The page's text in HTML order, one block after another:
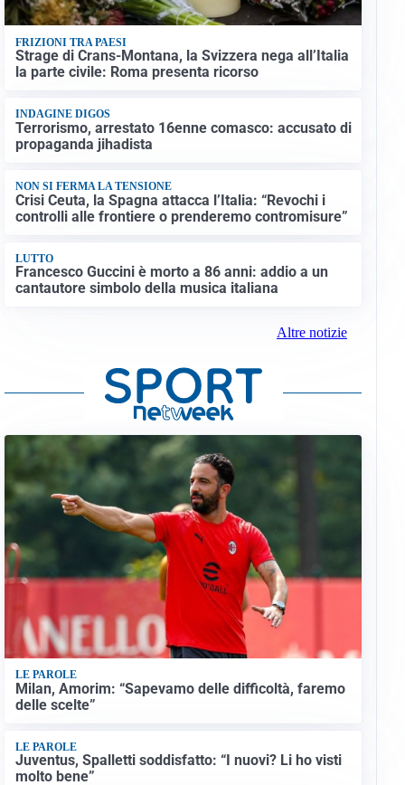
FRIZIONI TRA PAESI
Strage di Crans-Montana, la Svizzera nega all’Italia
la parte civile: Roma presenta ricorso
INDAGINE DIGOS
Terrorismo, arrestato 16enne comasco: accusato di
propaganda jihadista
NON SI FERMA LA TENSIONE
Crisi Ceuta, la Spagna attacca l’Italia: “Revochi i
controlli alle frontiere o prenderemo contromisure”
LUTTO
Francesco Guccini è morto a 86 anni: addio a un
cantautore simbolo della musica italiana
Altre notizie
LE PAROLE
Milan, Amorim: “Sapevamo delle difficoltà, faremo
delle scelte”
LE PAROLE
Juventus, Spalletti soddisfatto: “I nuovi? Li ho visti
molto bene”